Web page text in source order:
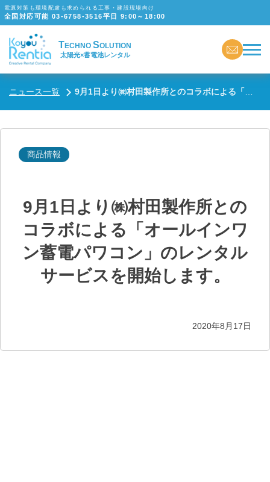
電源対策も環境配慮も求められる工事・建設現場向け
全国対応可能 03-6758-3516平日 9:00～18:00
TECHNO SOLUTION
太陽光×蓄電池レンタル
ニュース一覧 9月1日より㈱村田製作所とのコラボによる「オールインワン蓄電パワコン」のレンタルサービスを開始します。
商品情報
9月1日より㈱村田製作所との
コラボによる「オールインワ
ン蓄電パワコン」のレンタル
サービスを開始します。
2020年8月17日